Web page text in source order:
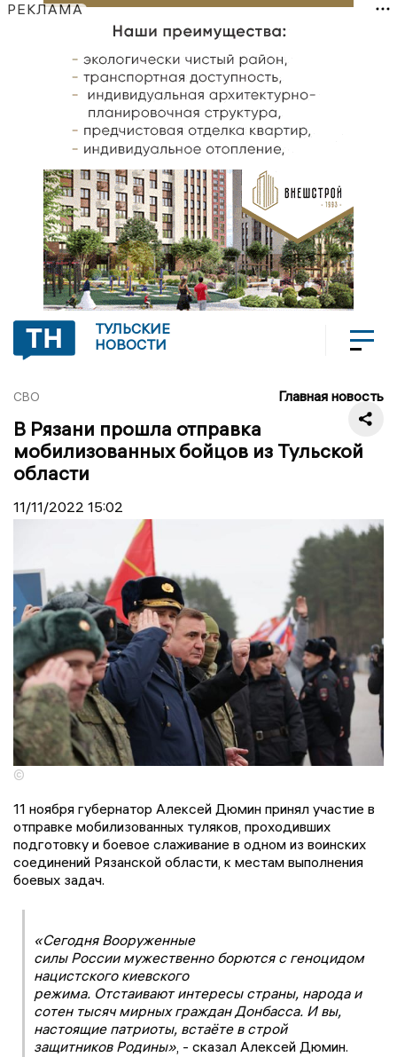
РЕКЛАМА
ТУЛЬСКИЕ
НОВОСТИ
СВО Главная новость
В Рязани прошла отправка
мобилизованных бойцов из Тульской
области
11/11/2022 15:02
©
11 ноября губернатор Алексей Дюмин принял участие в
отправке мобилизованных туляков, проходивших
подготовку и боевое слаживание в одном из воинских
соединений Рязанской области, к местам выполнения
боевых задач.
«Сегодня Вооруженные
силы России мужественно борются с геноцидом
нацистского киевского
режима. Отстаивают интересы страны, народа и
сотен тысяч мирных граждан Донбасса. И вы,
настоящие патриоты, встаёте в строй
защитников Родины», - сказал Алексей Дюмин.